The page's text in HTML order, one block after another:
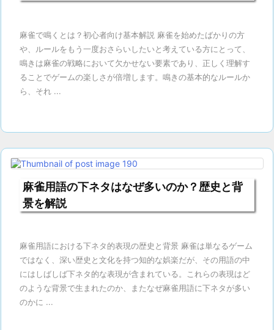
麻雀で鳴くとは？初心者向け基本解説 麻雀を始めたばかりの方
や、ルールをもう一度おさらいしたいと考えている方にとって、
鳴きは麻雀の戦略において欠かせない要素であり、正しく理解す
ることでゲームの楽しさが倍増します。鳴きの基本的なルールか
ら、それ ...
麻雀用語の下ネタはなぜ多いのか？歴史と背
景を解説
麻雀用語における下ネタ的表現の歴史と背景 麻雀は単なるゲーム
ではなく、深い歴史と文化を持つ知的な娯楽だが、その用語の中
にはしばしば下ネタ的な表現が含まれている。これらの表現はど
のような背景で生まれたのか、またなぜ麻雀用語に下ネタが多い
のかに ...